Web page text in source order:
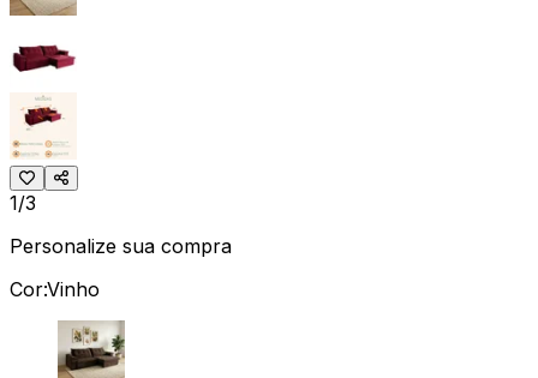
1/3
Personalize sua compra
Cor:Vinho